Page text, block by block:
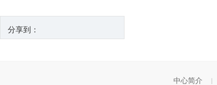
分享到：
中心简介